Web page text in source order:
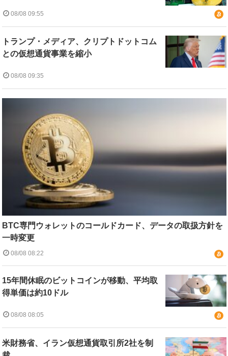
08/08 09:55
トランプ・メディア、クリプトドットコム
との仮想通貨事業を縮小
08/08 09:35
BTC専門ウォレットのコールドカード、データの取扱方針を
一時変更
08/08 08:22
15年間休眠のビットコインが移動、平均取
得単価は約10ドル
08/08 08:05
米財務省、イラン仮想通貨取引所2社を制